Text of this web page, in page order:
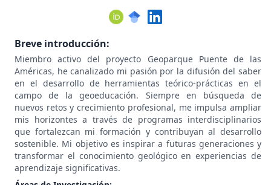
Breve introducción:
Miembro activo del proyecto Geoparque Puente de las
Américas, he canalizado mi pasión por la difusión del saber
en el desarrollo de herramientas teórico-prácticas en el
campo de la geoeducación. Siempre en búsqueda de
nuevos retos y crecimiento profesional, me impulsa ampliar
mis horizontes a través de programas interdisciplinarios
que fortalezcan mi formación y contribuyan al desarrollo
sostenible. Mi objetivo es inspirar a futuras generaciones y
transformar el conocimiento geológico en experiencias de
aprendizaje significativas.